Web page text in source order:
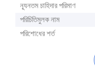
ন্যূনতম চাহিদার পরিমাণ
পরিচিতিমুলক নাম
পরিশোধের শর্ত